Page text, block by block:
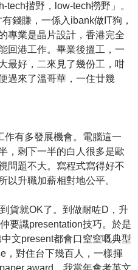
揩野，low-tech撈野」。
錢賺，一係入ibank做IT狗，
專業是晶片設計，香港完全
回港工作。畢業後搵工，一
最好，二來見了幾份工，咁
過來了溫哥華，一住廿幾
作有多發展機會。電腦這一
，剩下一半的白人很多是歐
問題不大。寫程式寫得好不
以升職加薪相對地公平。
貨就OK了。到做耐咗D，升
要識presentation技巧。於是
文present都會口窒窒嘅典型
，對住台下幾百人，一樣揮
award。我當年會考英文